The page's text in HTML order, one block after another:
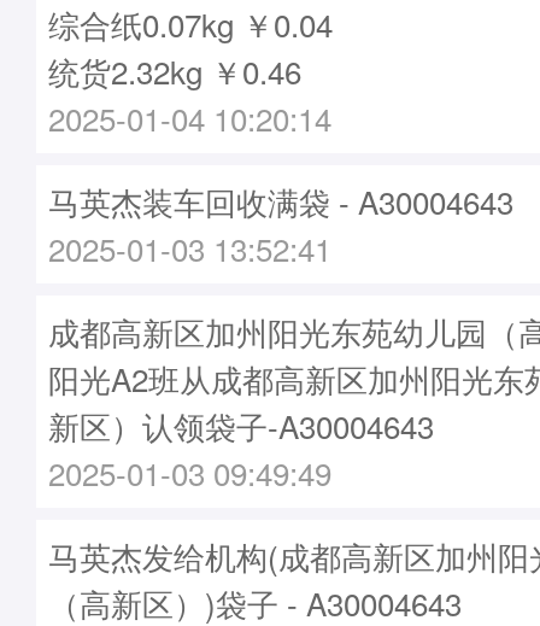
综合纸0.07kg ￥0.04
统货2.32kg ￥0.46
2025-01-04 10:20:14
马英杰装车回收满袋 - A30004643
2025-01-03 13:52:41
成都高新区加州阳光东苑幼儿园（
阳光A2班从成都高新区加州阳光东
新区）认领袋子-A30004643
2025-01-03 09:49:49
马英杰发给机构(成都高新区加州
（高新区）)袋子 - A30004643